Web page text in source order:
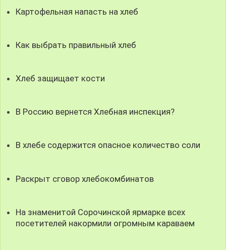
Картофельная напасть на хлеб
Как выбрать правильный хлеб
Хлеб защищает кости
В Россию вернется Хлебная инспекция?
В хлебе содержится опасное количество соли
Раскрыт сговор хлебокомбинатов
На знаменитой Сорочинской ярмарке всех
посетителей накормили огромным караваем